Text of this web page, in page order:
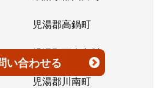
1,000万円 西都城
1,500万円 西都城
児湯郡高鍋町
児湯郡西米良村
児湯郡川南町
い合わせる